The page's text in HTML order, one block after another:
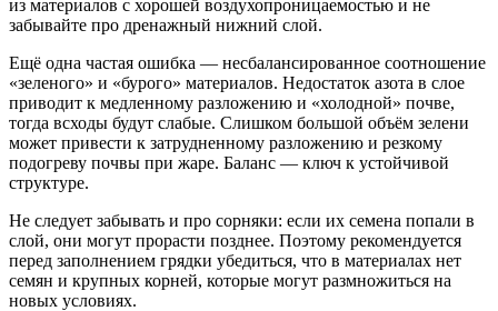
из материалов с хорошей воздухопроницаемостью и не
забывайте про дренажный нижний слой.
Ещё одна частая ошибка — несбалансированное соотношение
«зеленого» и «бурого» материалов. Недостаток азота в слое
приводит к медленному разложению и «холодной» почве,
тогда всходы будут слабые. Слишком большой объём зелени
может привести к затрудненному разложению и резкому
подогреву почвы при жаре. Баланс — ключ к устойчивой
структуре.
Не следует забывать и про сорняки: если их семена попали в
слой, они могут прорасти позднее. Поэтому рекомендуется
перед заполнением грядки убедиться, что в материалах нет
семян и крупных корней, которые могут размножиться на
новых условиях.